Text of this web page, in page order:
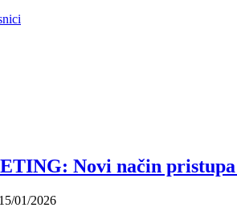
Novi način
15/01/2026